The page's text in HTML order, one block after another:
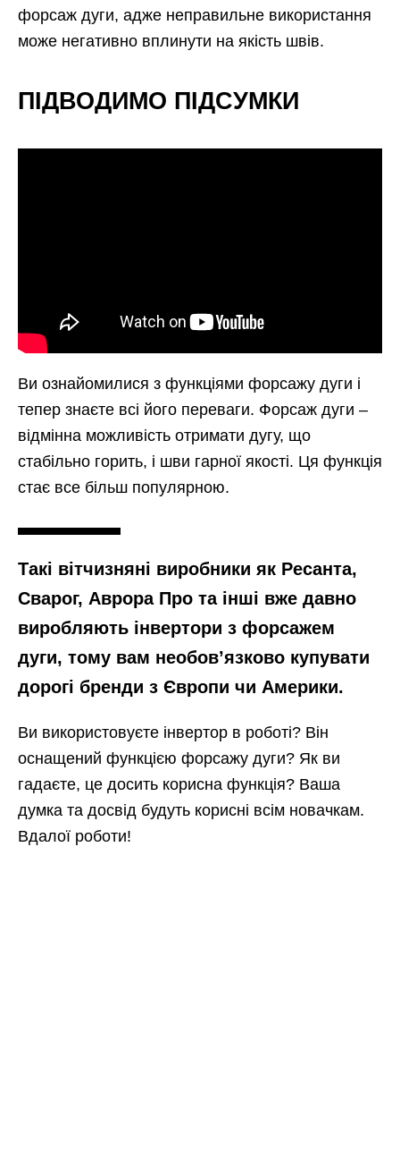
форсаж дуги, адже неправильне використання
може негативно вплинути на якість швів.
ПІДВОДИМО ПІДСУМКИ
Ви ознайомилися з функціями форсажу дуги і
тепер знаєте всі його переваги. Форсаж дуги –
відмінна можливість отримати дугу, що
стабільно горить, і шви гарної якості. Ця функція
стає все більш популярною.
Такі вітчизняні виробники як Ресанта,
Сварог, Аврора Про та інші вже давно
виробляють інвертори з форсажем
дуги, тому вам необов’язково купувати
дорогі бренди з Європи чи Америки.
Ви використовуєте інвертор в роботі? Він
оснащений функцією форсажу дуги? Як ви
гадаєте, це досить корисна функція? Ваша
думка та досвід будуть корисні всім новачкам.
Вдалої роботи!